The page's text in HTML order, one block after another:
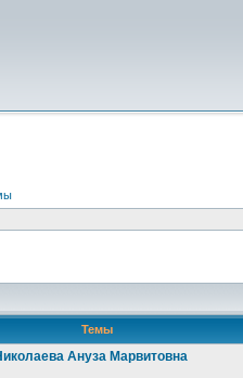
Темы
Ануза Марвитовна